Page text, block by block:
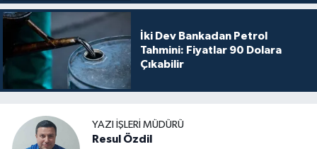
İki Dev Bankadan Petrol
Tahmini: Fiyatlar 90 Dolara
Çıkabilir
YAZI İŞLERI MÜDÜRÜ
Resul Özdil